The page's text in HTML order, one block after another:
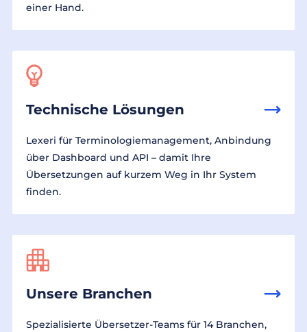
einer Hand.
Technische Lösungen
Lexeri für Terminologiemanagement, Anbindung
über Dashboard und API – damit Ihre
Übersetzungen auf kurzem Weg in Ihr System
finden.
Unsere Branchen
Spezialisierte Übersetzer-Teams für 14 Branchen,